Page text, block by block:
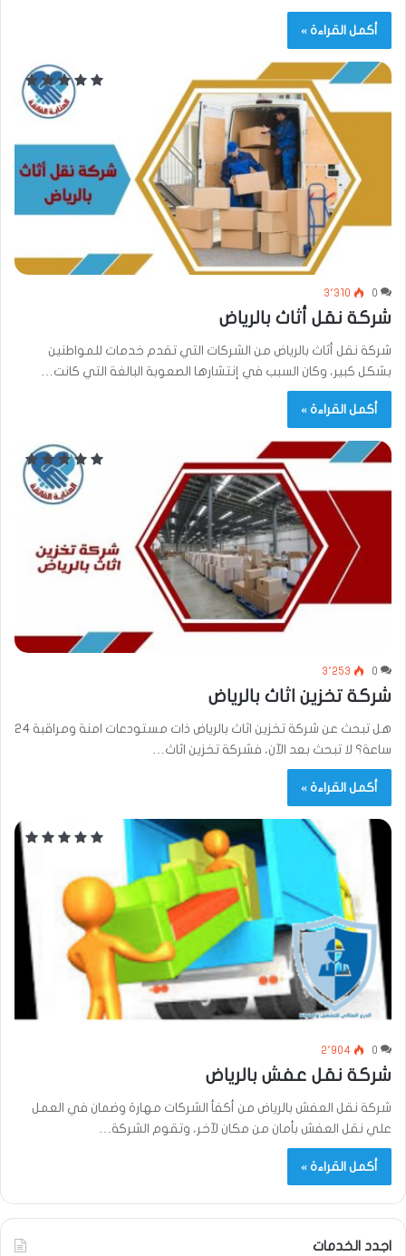
أكمل القراءة »
0 3٬310
شركة نقل أثاث بالرياض
شركة نقل أثاث بالرياض من الشركات التي تقدم خدمات للمواطنين
بشكل كبير، وكان السبب في إنتشارها الصعوبة البالغة التي كانت…
أكمل القراءة »
0 3٬253
شركة تخزين اثاث بالرياض
هل تبحث عن شركة تخزين اثاث بالرياض ذات مستودعات امنة ومراقبة 24
ساعة؟ لا تبحث بعد الآن، فشركة تخزين اثاث…
أكمل القراءة »
0 2٬904
شركة نقل عفش بالرياض
شركة نقل العفش بالرياض من أكفأ الشركات مهارة وضمان في العمل
علي نقل العفش بأمان من مكان لآخر، وتقوم الشركة…
أكمل القراءة »
اجدد الخدمات